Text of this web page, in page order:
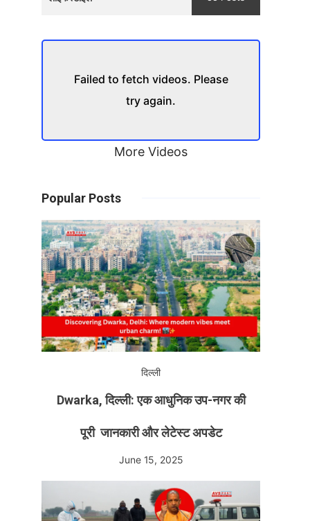
Failed to fetch videos. Please
try again.
More Videos
Popular Posts
दिल्ली
Dwarka, दिल्ली: एक आधुनिक उप-नगर की
पूरी जानकारी और लेटेस्ट अपडेट
June 15, 2025